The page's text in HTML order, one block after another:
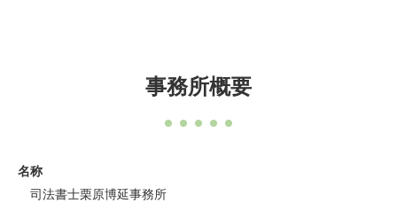
事務所概要
名称
司法書士栗原博延事務所